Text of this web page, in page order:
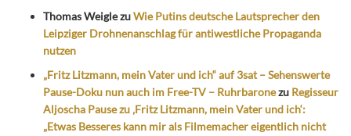
Thomas WeiglezuWie Putins deutsche Lautsprecher den
Leipziger Drohnenanschlag für antiwestliche Propaganda
nutzen
„Fritz Litzmann, mein Vater und ich“ auf 3sat – Sehenswerte
Pause-Doku nun auch im Free-TV – Ruhrbaronezu Regisseur
Aljoscha Pause zu ‚Fritz Litzmann, mein Vater und ich‘:
„Etwas Besseres kann mir als Filmemacher eigentlich nicht